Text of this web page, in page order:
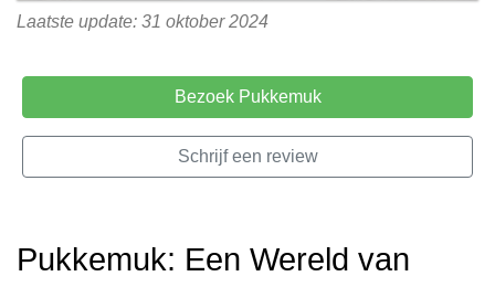
Laatste update: 31 oktober 2024
Bezoek Pukkemuk
Schrijf een review
Pukkemuk: Een Wereld van